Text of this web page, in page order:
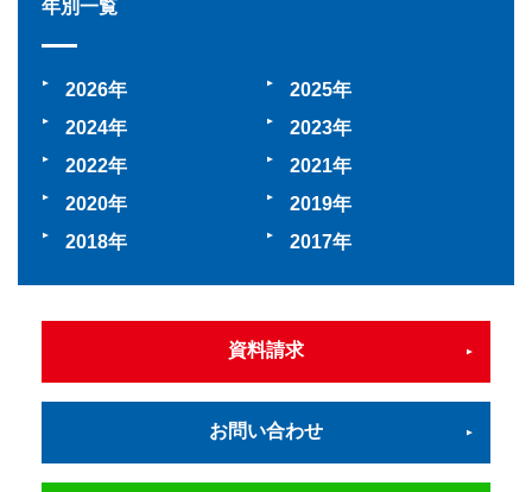
年別一覧
2026
2025
2024
2023
2022
2021
2020
2019
2018
2017
資料請求
お問い合わせ